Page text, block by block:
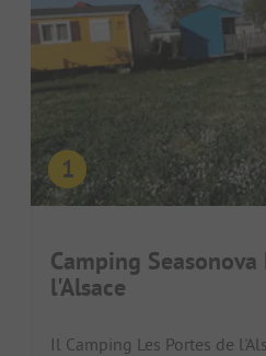
Camping
l'Alsace
Il Camping Les Portes de